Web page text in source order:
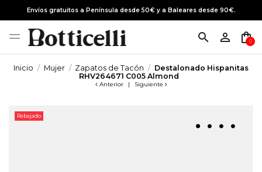
Envíos gratuitos a Península desde 50€ y a Baleares desde 90€.
search person_outline shopping_bag
0
Inicio Mujer Zapatos de Tacón
Destalonado Hispanitas
RHV264671 C005 Almond
Anterior | Siguiente
Rebajado